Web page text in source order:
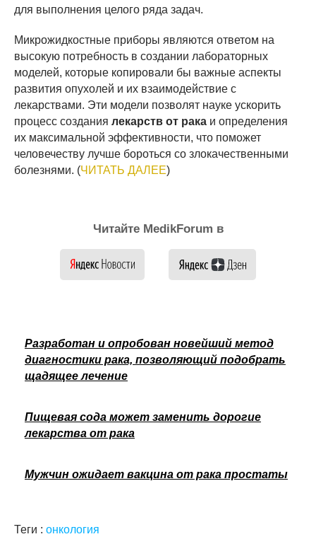
для выполнения целого ряда задач.
Микрожидкостные приборы являются ответом на
высокую потребность в создании лабораторных
моделей, которые копировали бы важные аспекты
развития опухолей и их взаимодействие с
лекарствами. Эти модели позволят науке ускорить
процесс создания лекарств от рака и определения
их максимальной эффективности, что поможет
человечеству лучше бороться со злокачественными
болезнями. (ЧИТАТЬ ДАЛЕЕ)
Читайте MedikForum в
Разработан и опробован новейший метод
диагностики рака, позволяющий подобрать
щадящее лечение
Пищевая сода может заменить дорогие
лекарства от рака
Мужчин ожидает вакцина от рака простаты
Теги : онкология